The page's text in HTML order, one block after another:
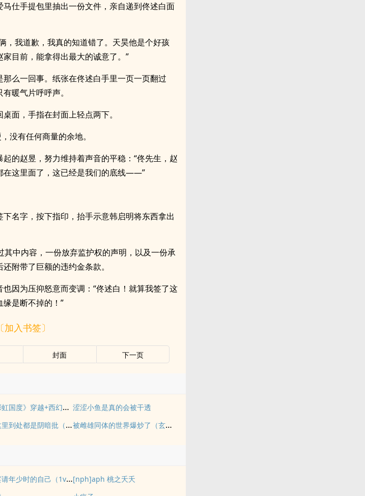
仕手提包里抽出一份文件，亲自递到佟述白面
，我道歉，我真的知道错了。天昊他是个好孩
目前，能拿得出最大的诚意了。”
么一回事。纸张在佟述白手里一页一页翻过
暖气片呼呼声。
面，手指在封面上轻点两下。
没有任何商量的余地。
的赵昱，努力维持着声音的平稳：“佟先生，赵
在这里面了，这已经是我们的底线——”
名字，按下指印，抬手示意韩启明将东西拿出
中内容，一份放弃监护权的声明，以及一份承
附带了巨额的违约金条款。
因为压抑怒意而变调：“佟述白！就算我签了这
是断不掉的！”
〔加入书签〕
封面 下一页
《落入彩虹国度》穿越+西幻+言情 涩涩小鱼是真的会被干透
救命！这里到处都是阴暗批（西幻NPH） 被雌雄同体的世界爆炒了（玄幻nph）
她决定宴请年少时的自己（1v1H）[nph]aph 桃之夭夭